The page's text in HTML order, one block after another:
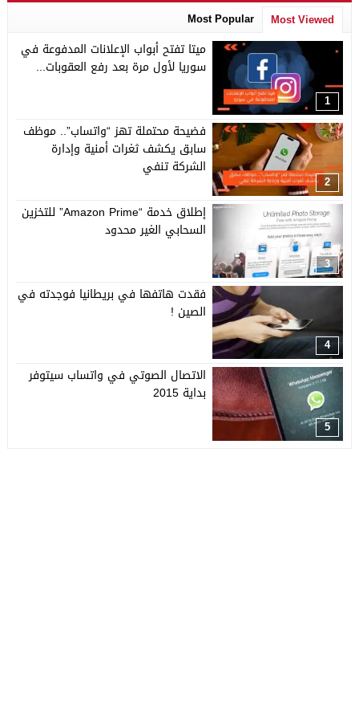
Most Viewed
Most Popular
1
ميتا تفتح أبواب الإعلانات المدفوعة في
سوريا لأول مرة بعد رفع العقوبات...
2
فضيحة محتملة تهز “واتساب”.. موظف
سابق يكشف ثغرات أمنية وإدارة
الشركة تنفي
3
إطلاق خدمة “Amazon Prime” للتخزين
السحابي الغير محدود
4
فقدت هاتفها في بريطانيا فوجدته في
الصين !
5
الاتصال الصوتي في واتساب سيتوفر
بداية 2015